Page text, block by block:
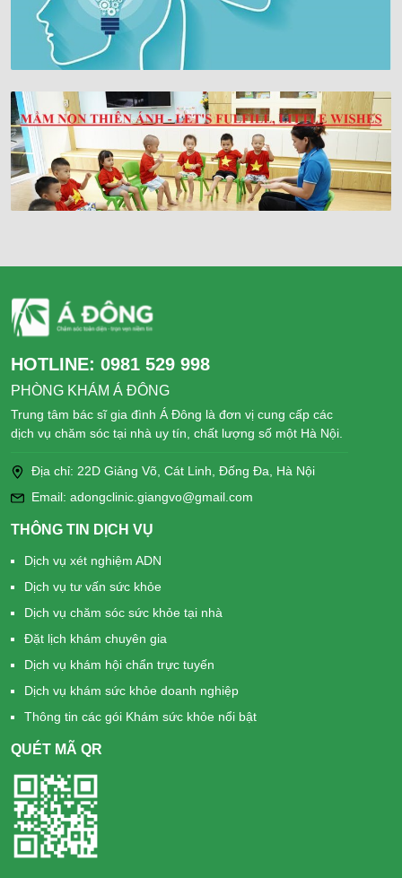
HOTLINE: 0981 529 998
PHÒNG KHÁM Á ĐÔNG
Trung tâm bác sĩ gia đình Á Đông là đơn vị cung cấp các
dịch vụ chăm sóc tại nhà uy tín, chất lượng số một Hà Nội.
Địa chỉ: 22D Giảng Võ, Cát Linh, Đống Đa, Hà Nội
Email: adongclinic.giangvo@gmail.com
THÔNG TIN DỊCH VỤ
Dịch vụ xét nghiệm ADN
Dịch vụ tư vấn sức khỏe
Dịch vụ chăm sóc sức khỏe tại nhà
Đặt lịch khám chuyên gia
Dịch vụ khám hội chẩn trực tuyến
Dịch vụ khám sức khỏe doanh nghiệp
Thông tin các gói Khám sức khỏe nổi bật
QUÉT MÃ QR